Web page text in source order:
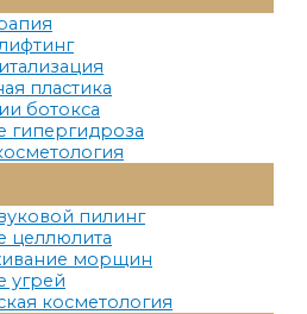
Меню
пластика
ботокса
гипергидроза
Меню
пилинг
целлюлита
морщин
угрей
косметология